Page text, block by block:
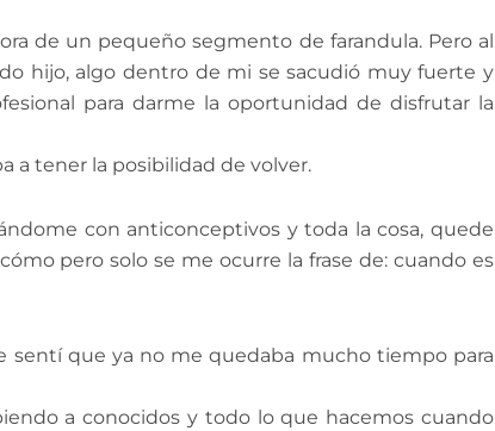
de un pequeño segmento de farandula. Pero al
hijo, algo dentro de mi se sacudió muy fuerte y
para darme la oportunidad de disfrutar la
a tener la posibilidad de volver.
con anticonceptivos y toda la cosa, quede
pero solo se me ocurre la frase de: cuando es
sentí que ya no me quedaba mucho tiempo para
a conocidos y todo lo que hacemos cuando